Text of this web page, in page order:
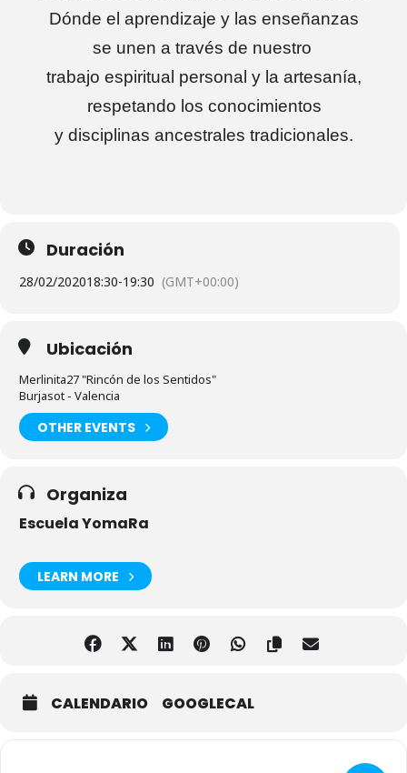
Dónde el aprendizaje y las enseñanzas
se unen a través de nuestro
trabajo espiritual personal y la artesanía,
respetando los conocimientos
y disciplinas ancestrales tradicionales.
Duración
28/02/202018:30-19:30 (GMT+00:00)
Ubicación
Merlinita27 "Rincón de los Sentidos"
Burjasot - Valencia
OTHER EVENTS
Organiza
Escuela YomaRa
LEARN MORE
CALENDARIO GOOGLECAL